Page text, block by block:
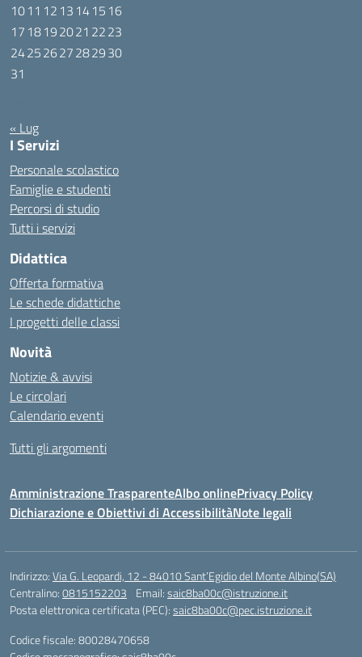
1011 12 13 1415 16
17 18192021 2223
24252627282930
31
« Lug
I Servizi
Personale scolastico
Famiglie e studenti
Percorsi di studio
Tutti i servizi
Didattica
Offerta formativa
Le schede didattiche
I progetti delle classi
Novità
Notizie & avvisi
Le circolari
Calendario eventi
Tutti gli argomenti
Amministrazione TrasparenteAlbo onlinePrivacy Policy
Dichiarazione e Obiettivi di AccessibilitàNote legali
Indirizzo:Via G. Leopardi, 12 - 84010 Sant’Egidio del Monte Albino(SA)
Centralino:0815152203 Email:saic8ba00c@istruzione.it
Posta elettronica certificata (PEC):saic8ba00c@pec.istruzione.it
Codice fiscale: 80028470658